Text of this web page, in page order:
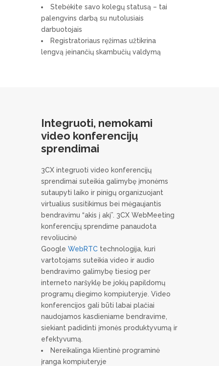
Stebėkite savo kolegų statusą – tai
palengvins darbą su nutolusiais
darbuotojais
Registratoriaus ręžimas užtikrina
lengvą įeinančių skambučių valdymą
Integruoti, nemokami
video konferencijų
sprendimai
3CX integruoti video konferencijų
sprendimai suteikia galimybę įmonėms
sutaupyti laiko ir pinigų organizuojant
virtualius susitikimus bei mėgaujantis
bendravimu “akis į akį”. 3CX WebMeeting
konferencijų sprendime panaudota
revoliucinė
Google WebRTC technologija, kuri
vartotojams suteikia video ir audio
bendravimo galimybę tiesiog per
interneto naršyklę be jokių papildomų
programų diegimo kompiuteryje. Video
konferencijos gali būti labai plačiai
naudojamos kasdieniame bendravime,
siekiant padidinti įmonės produktyvumą ir
efektyvumą.
Nereikalinga klientinė programinė
įranga kompiuteryje